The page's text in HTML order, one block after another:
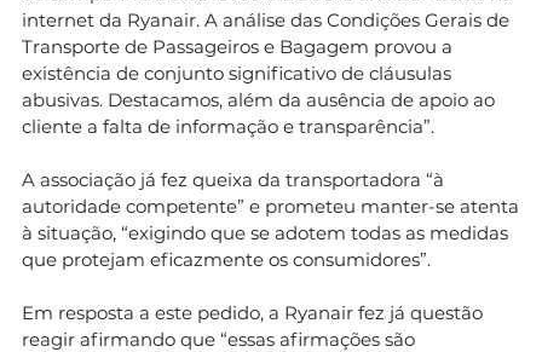
internet da Ryanair. A análise das Condições Gerais de
Transporte de Passageiros e Bagagem provou a
existência de conjunto significativo de cláusulas
abusivas. Destacamos, além da ausência de apoio ao
cliente a falta de informação e transparência”.
A associação já fez queixa da transportadora “à
autoridade competente” e prometeu manter-se atenta
à situação, “exigindo que se adotem todas as medidas
que protejam eficazmente os consumidores”.
Em resposta a este pedido, a Ryanair fez já questão
reagir afirmando que “essas afirmações são